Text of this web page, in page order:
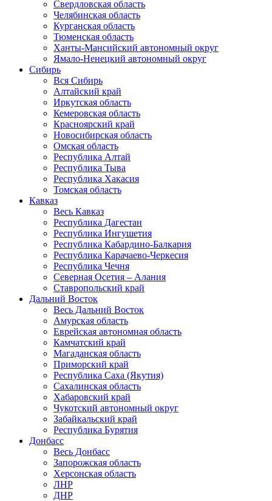
Свердловская область
Челябинская область
Курганская область
Тюменская область
Ханты-Мансийский автономный округ
Ямало-Ненецкий автономный округ
Сибирь
Вся Сибирь
Алтайский край
Иркутская область
Кемеровская область
Красноярский край
Новосибирская область
Омская область
Республика Алтай
Республика Тыва
Республика Хакасия
Томская область
Кавказ
Весь Кавказ
Республика Дагестан
Республика Ингушетия
Республика Кабардино-Балкария
Республика Карачаево-Черкесия
Республика Чечня
Северная Осетия – Алания
Ставропольский край
Дальний Восток
Весь Дальний Восток
Амурская область
Еврейская автономная область
Камчатский край
Магаданская область
Приморский край
Республика Саха (Якутия)
Сахалинская область
Хабаровский край
Чукотский автономный округ
Забайкальский край
Республика Бурятия
Донбасс
Весь Донбасс
Запорожская область
Херсонская область
ЛНР
ДНР